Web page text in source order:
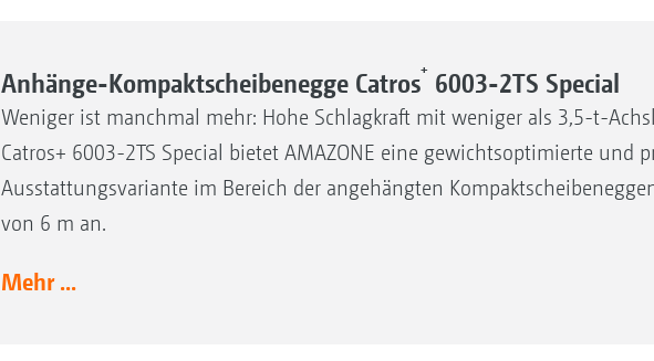
Anhänge-Kompaktscheibenegge Catros+ 6003-2TS Special
Weniger ist manchmal mehr: Hohe Schlagkraft mit weniger als 3,5-t-
Catros+ 6003-2TS Special bietet AMAZONE eine gewichtsoptimierte und
Ausstattungsvariante im Bereich der angehängten
von 6 m an.
Mehr ...